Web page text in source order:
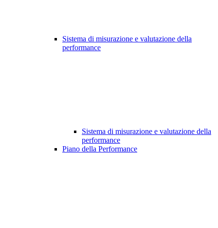
Sistema di misurazione e valutazione della
performance
Sistema di misurazione e valutazione della
performance
Piano della Performance